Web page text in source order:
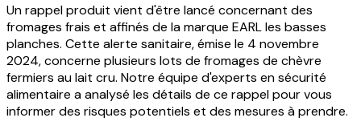
Un rappel produit vient d'être lancé concernant des
fromages frais et affinés de la marque EARL les basses
planches. Cette alerte sanitaire, émise le 4 novembre
2024, concerne plusieurs lots de fromages de chèvre
fermiers au lait cru. Notre équipe d'experts en sécurité
alimentaire a analysé les détails de ce rappel pour vous
informer des risques potentiels et des mesures à prendre.